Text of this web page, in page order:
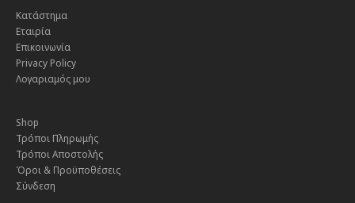
Κατάστημα
Εταιρία
Επικοινωνία
Privacy Policy
Λογαριαμός μου
Shop
Τρόποι Πληρωμής
Τρόποι Αποστολής
Όροι & Προϋποθέσεις
Σύνδεση